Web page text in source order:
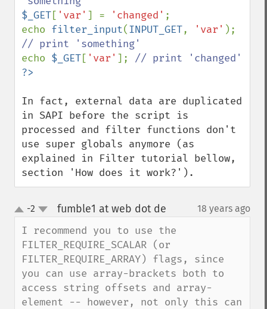
$_GET[ 'var' ] = 'changed' ;
echo filter_input(INPUT_GET, 'var'
echo $_GET[ 'var' ];
In fact, external data are duplicated
in SAPI before the script is
processed and filter functions don't
use super globals anymore (as
explained in Filter tutorial bellow,
section 'How does it work?').
up
down
-2 fumble1 at web dot de 18 years ago
I recommend you to use the
FILTER_REQUIRE_SCALAR (or
FILTER_REQUIRE_ARRAY) flags, since
you can use array-brackets both to
access string offsets and array-
element -- however, not only this can